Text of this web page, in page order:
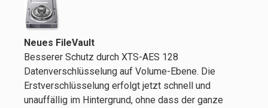
Neues FileVault
Besserer Schutz durch XTS-AES 128
Datenverschlüsselung auf Volume-Ebene. Die
Erstverschlüsselung erfolgt jetzt schnell und
unauffällig im Hintergrund, ohne dass der ganze